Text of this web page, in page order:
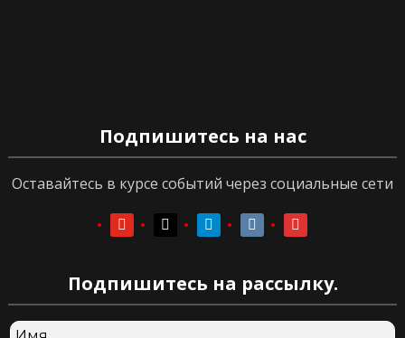
Подпишитесь на нас
Оставайтесь в курсе событий через социальные сети
youtubeyoutubetelegramvkontaktevkontakte
Подпишитесь на рассылку.